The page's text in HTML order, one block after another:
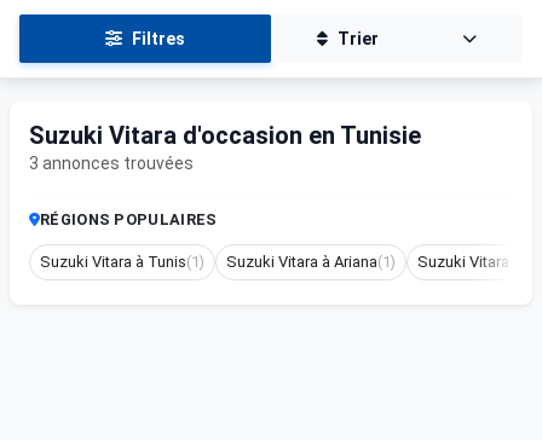
Filtres Trier
Suzuki Vitara d'occasion en Tunisie
3 annonces trouvées
RÉGIONS POPULAIRES
Suzuki Vitara à Tunis(1) Suzuki Vitara à Ariana(1) Suzuki Vitara à